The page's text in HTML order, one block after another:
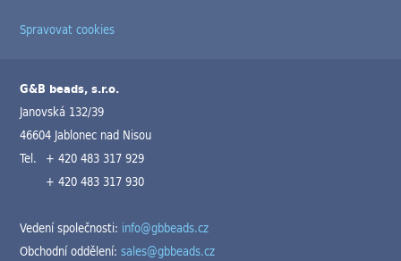
Spravovat cookies
G&B beads, s.r.o.
Janovská 132/39
46604 Jablonec nad Nisou
Tel. + 420 483 317 929
+ 420 483 317 930
Vedení společnosti: info@gbbeads.cz
Obchodní oddělení:sales@gbbeads.cz